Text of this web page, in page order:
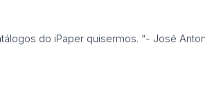
do iPaper quisermos. “- José